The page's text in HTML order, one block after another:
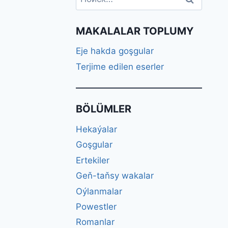
MAKALALAR TOPLUMY
Eje hakda goşgular
Terjime edilen eserler
BÖLÜMLER
Hekaýalar
Goşgular
Ertekiler
Geň-taňsy wakalar
Oýlanmalar
Powestler
Romanlar